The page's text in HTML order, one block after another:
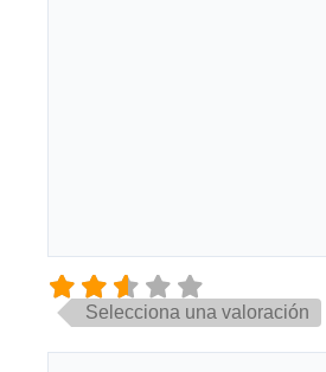
Selecciona una valoración